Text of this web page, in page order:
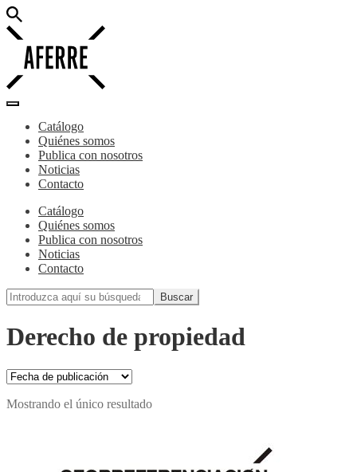
Catálogo
Quiénes somos
Publica con nosotros
Noticias
Contacto
Catálogo
Quiénes somos
Publica con nosotros
Noticias
Contacto
Derecho de propiedad
Mostrando el único resultado